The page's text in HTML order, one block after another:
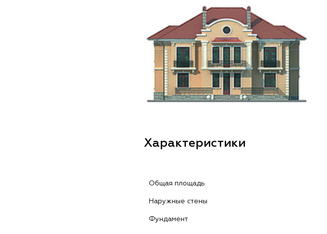
Характеристики
Общая площадь
Наружные стены
Фундамент